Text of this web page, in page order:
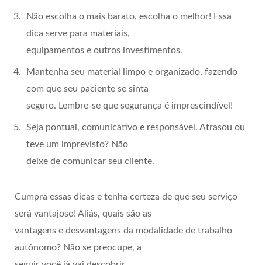
Não escolha o mais barato, escolha o melhor! Essa
dica serve para materiais,
equipamentos e outros investimentos.
Mantenha seu material limpo e organizado, fazendo
com que seu paciente se sinta
seguro. Lembre-se que segurança é imprescindível!
Seja pontual, comunicativo e responsável. Atrasou ou
teve um imprevisto? Não
deixe de comunicar seu cliente.
Cumpra essas dicas e tenha certeza de que seu serviço
será vantajoso! Aliás, quais são as
vantagens e desvantagens da modalidade de trabalho
autônomo? Não se preocupe, a